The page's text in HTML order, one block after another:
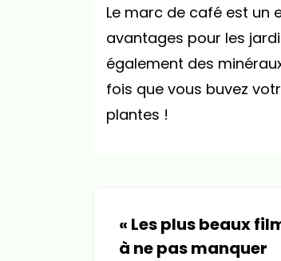
Le marc de café est un
avantages pour les
également des
fois que vous buvez
plantes !
« Les plus beaux
à ne pas manquer